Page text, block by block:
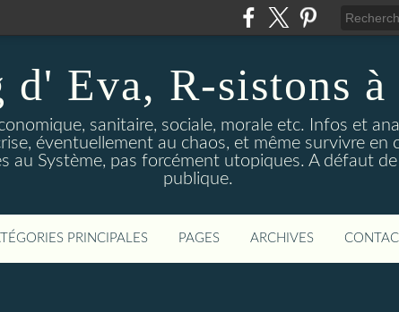
d' Eva, R-sistons à
sanitaire, sociale, morale etc. Infos et
éventuellement au chaos, et même survivre en
au Système, pas forcément utopiques. A défaut
publique.
PRINCIPALES PAGES ARCHIVES